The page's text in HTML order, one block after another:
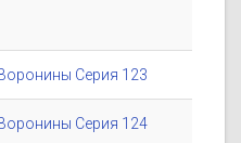
Серия 123
Серия 124